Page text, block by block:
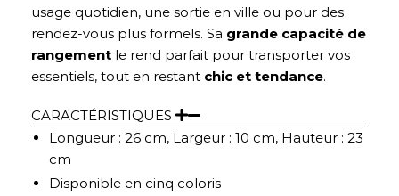
usage quotidien, une sortie en ville ou pour des
rendez-vous plus formels. Sa grande capacité de
rangement le rend parfait pour transporter vos
essentiels, tout en restant chic et tendance.
CARACTÉRISTIQUES
Longueur : 26 cm, Largeur : 10 cm, Hauteur : 23
cm
Disponible en cinq coloris